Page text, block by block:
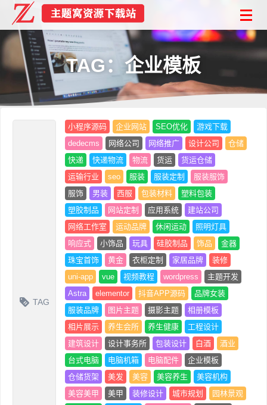
TAG：企业模板
TAG
小程序源码 企业网站 SEO优化
游戏下载
dedecms
网络公司 网络推广 设计公司
仓储
快递
快递物流 物流 货运
货运仓储
运输行业
seo 服装 服装定制
服装服饰
服饰
男装 西服 包装材料
塑料包装
塑胶制品
网站定制 应用系统
建站公司
网络工作室
运动品牌 休闲运动
照明灯具
响应式
小饰品 玩具 硅胶制品 饰品
金器
珠宝首饰
黄金 衣柜定制 家居品牌
装修
uni-app
vue 视频教程 wordpress
主题开发
Astra
elementor 抖音APP源码
品牌女装
服装品牌
图片主题 摄影主题
相册模板
相片展示
养生会所 养生健康
工程设计
建筑设计
设计事务所 包装设计 白酒
酒业
台式电脑
电脑机箱 电脑配件
企业模板
仓储货架
美发 美容 美容养生
美容机构
美容美甲
美甲 装修设计 城市规划
园林景观